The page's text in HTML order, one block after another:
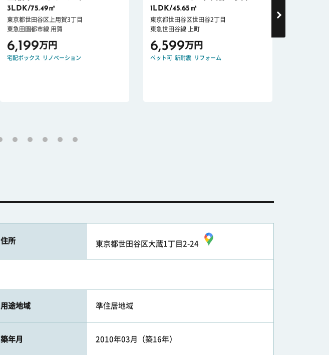
3LDK/75.49㎡
東京都世田谷区上用賀3丁目
東急田園都市線 用賀
6,199万円
宅配ボックス リノベーション
1LDK/45.65㎡
東京都世田谷区世田谷2丁目
東急世田谷線 上町
6,599万円
ペット可 新耐震 リフォーム
住所 東京都世田谷区大蔵1丁目2-24
用途地域 準住居地域
築年月 2010年03月（築16年）